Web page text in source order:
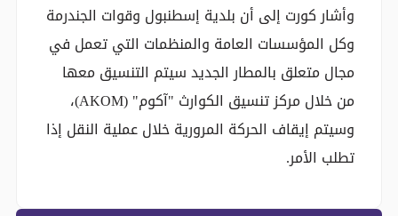
وأشار كورت إلى أن بلدية إسطنبول وقوات الجندرمة
وكل المؤسسات العامة والمنظمات التي تعمل في
مجال متعلق بالمطار الجديد سيتم التنسيق معها
من خلال مركز تنسيق الكوارث "آكوم" (AKOM)،
وسيتم إيقاف الحركة المرورية خلال عملية النقل إذا
تطلب الأمر.